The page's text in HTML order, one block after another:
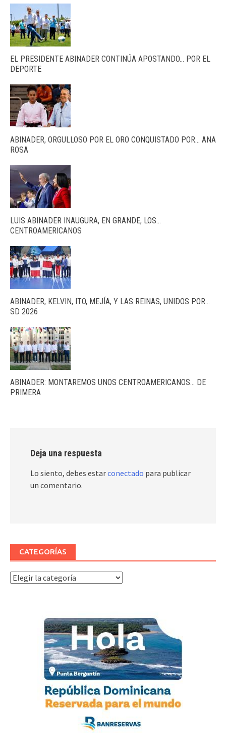
EL PRESIDENTE ABINADER CONTINÚA APOSTANDO… POR EL
DEPORTE
ABINADER, ORGULLOSO POR EL ORO CONQUISTADO POR… ANA
ROSA
LUIS ABINADER INAUGURA, EN GRANDE, LOS…
CENTROAMERICANOS
ABINADER, KELVIN, ITO, MEJÍA, Y LAS REINAS, UNIDOS POR…
SD 2026
ABINADER: MONTAREMOS UNOS CENTROAMERICANOS… DE
PRIMERA
Deja una respuesta
Lo siento, debes estarconectado para publicar
un comentario.
CATEGORÍAS
Categorías